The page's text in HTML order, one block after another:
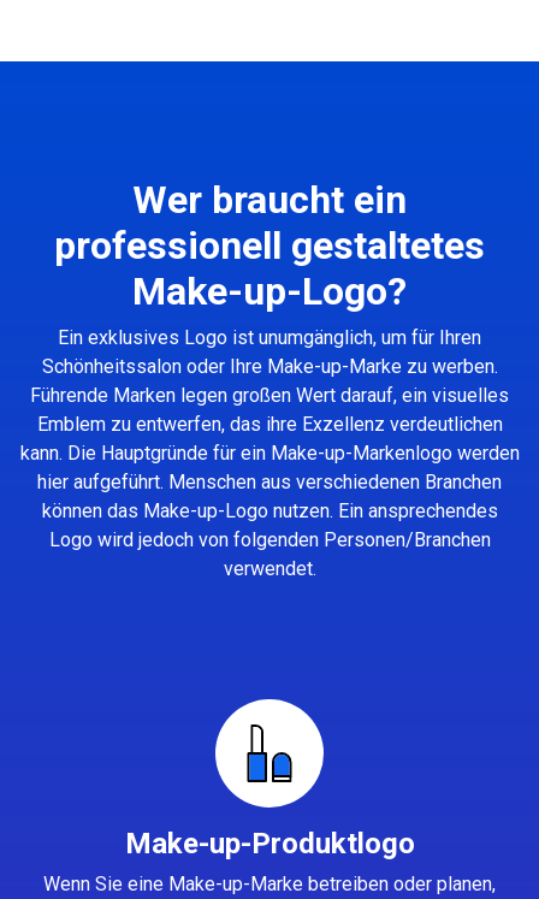
Wer braucht ein
professionell gestaltetes
Make-up-Logo?
Ein exklusives Logo ist unumgänglich, um für Ihren
Schönheitssalon oder Ihre Make-up-Marke zu werben.
Führende Marken legen großen Wert darauf, ein visuelles
Emblem zu entwerfen, das ihre Exzellenz verdeutlichen
kann. Die Hauptgründe für ein Make-up-Markenlogo werden
hier aufgeführt. Menschen aus verschiedenen Branchen
können das Make-up-Logo nutzen. Ein ansprechendes
Logo wird jedoch von folgenden Personen/Branchen
verwendet.
Make-up-Produktlogo
Wenn Sie eine Make-up-Marke betreiben oder planen,